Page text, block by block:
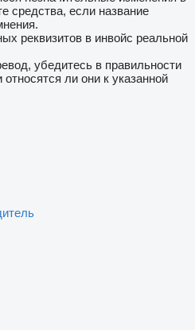
средства, если название
реквизитов в инвойс реальной
убедитесь в правильности
ли они к указанной